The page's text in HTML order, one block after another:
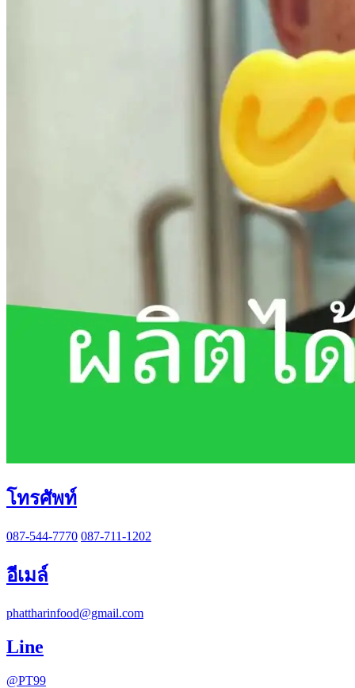
โทรศัพท์
087-544-7770 087-711-1202
อีเมล์
phattharinfood@gmail.com
Line
@PT99